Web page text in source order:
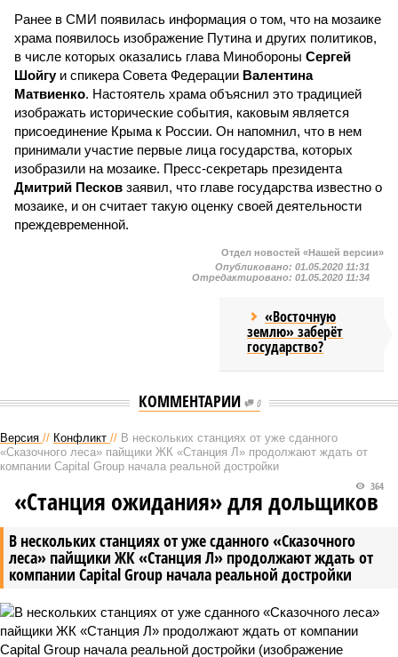
Ранее в СМИ появилась информация о том, что на мозаике
храма появилось изображение Путина и других политиков,
в числе которых оказались глава Минобороны Сергей
Шойгуи спикера Совета Федерации Валентина
Матвиенко. Настоятель храма объяснил это традицией
изображать исторические события, каковым является
присоединение Крыма к России. Он напомнил, что в нем
принимали участие первые лица государства, которых
изобразили на мозаике. Пресс-секретарь президента
Дмитрий Песков заявил, что главе государства известно о
мозаике, и он считает такую оценку своей деятельности
преждевременной.
Отдел новостей «Нашей версии»
Опубликовано: 01.05.2020 11:31
Отредактировано: 01.05.2020 11:34
«Восточную
землю» заберёт
государство?
КОММЕНТАРИИ 0
Версия // Конфликт // В нескольких станциях от уже сданного
«Сказочного леса» пайщики ЖК «Станция Л» продолжают ждать от
компании Capital Group начала реальной достройки
В нескольких станциях от уже сданного «Сказочного
леса» пайщики ЖК «Станция Л» продолжают ждать от
компании Capital Group начала реальной достройки
364
«Станция ожидания» для дольщиков